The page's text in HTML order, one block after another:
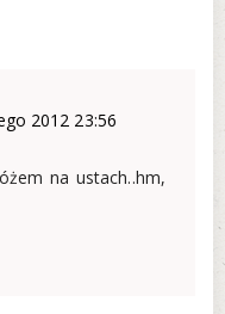
2012 23:56
na ustach..hm,